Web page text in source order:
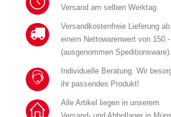
Versand am selben Werktag
Versandkostenfreie Lieferung ab
einem Nettowarenwert von
(ausgenommen Speditionsware).
Individuelle Beratung. Wir
ihr passendes Produkt!
Alle Artikel liegen in unserem